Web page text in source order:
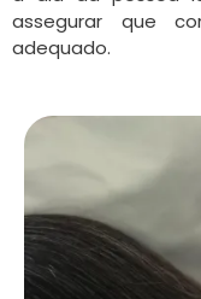
assegurar que
adequado.